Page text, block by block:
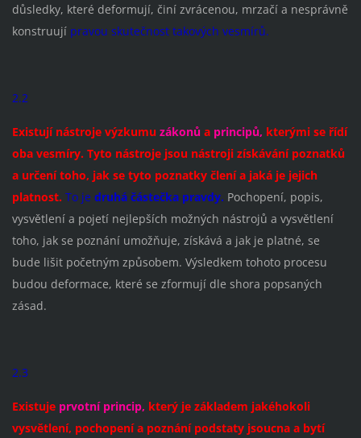
důsledky, které deformují, činí zvrácenou, mrzačí a nesprávně
konstruují pravou skutečnost takových vesmírů.
2.2
Existují nástroje výzkumu zákonů a principů, kterými se řídí
oba vesmíry. Tyto nástroje jsou nástroji získávání poznatků
a určení toho, jak se tyto poznatky člení a jaká je jejich
platnost. To je druhá částečka pravdy. Pochopení, popis,
vysvětlení a pojetí nejlepších možných nástrojů a vysvětlení
toho, jak se poznání umožňuje, získává a jak je platné, se
bude lišit početným způsobem. Výsledkem tohoto procesu
budou deformace, které se zformují dle shora popsaných
zásad.
2.3
Existuje prvotní princip, který je základem jakéhokoli
vysvětlení, pochopení a poznání podstaty jsoucna a bytí